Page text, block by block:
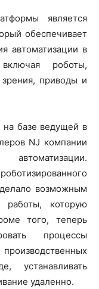
является
обеспечивает
автоматизации в
роботы,
приводы и
на базе ведущей в
NJ компании
возможным
работы, которую
того, теперь
процессы
устанавливать
удаленно.